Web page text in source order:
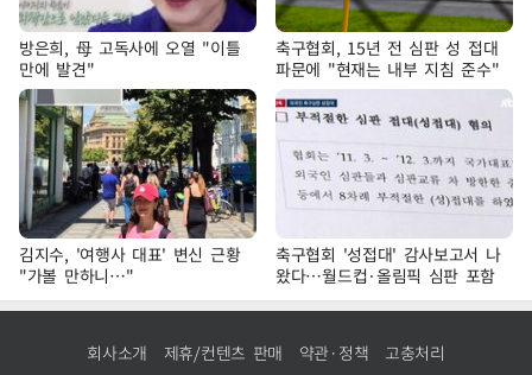
방은희, 母 고독사에 오열 "이틀
만에 발견"
축구협회, 15년 전 심판 성 접대
파문에 "현재는 내부 지침 준수"
김지수, '여행사 대표' 변신 근황
"가볼 만하니…"
축구협회 '성접대' 감사보고서 나
왔다…월드컵·올림픽 심판 포함
회사소개 제휴/컨텐츠 판매 약관·정책 고충처리